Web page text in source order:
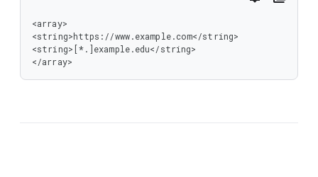
<array>
<string>https://www.example.com</string>
<string>[*.]example.edu</string>
</array>